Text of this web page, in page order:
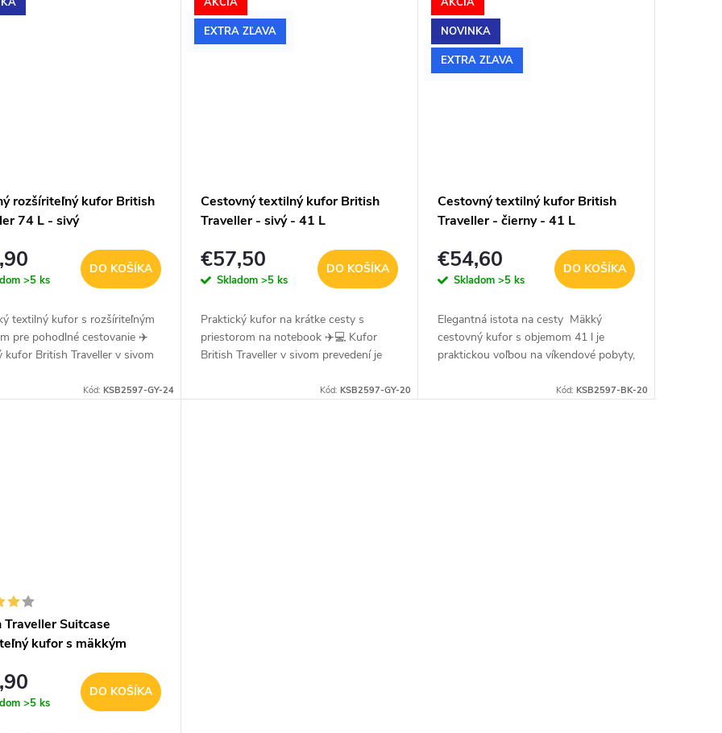
rozšíriteľný kufor British
74 L - sivý
>5 ks
DO KOŠÍKA
textilný kufor s rozšíriteľným
pre pohodlné cestovanie ✈️
kufor British Traveller v sivom
ktorí hľadajú...
Kód: KSB2597-GY-24
EXTRA ZĽAVA
Cestovný textilný kufor British
Traveller - sivý - 41 L
€57,50
Skladom >5 ks
DO KOŠÍKA
Praktický kufor na krátke cesty s
priestorom na notebook ✈️💻 Kufor
British Traveller v sivom prevedení je
Kód: KSB2597-GY-20
NOVINKA
EXTRA ZĽAVA
Cestovný textilný kufor British
Traveller - čierny - 41 L
€54,60
Skladom >5 ks
DO KOŠÍKA
Elegantná istota na cesty Mäkký
cestovný kufor s objemom 41 l je
praktickou voľbou na víkendové pobyty,
Kód: KSB2597-BK-20
Traveller Suitcase
kufor s mäkkým
>5 ks
DO KOŠÍKA